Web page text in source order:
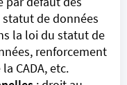
de données
la loi du statut de
renforcement
CADA, etc.